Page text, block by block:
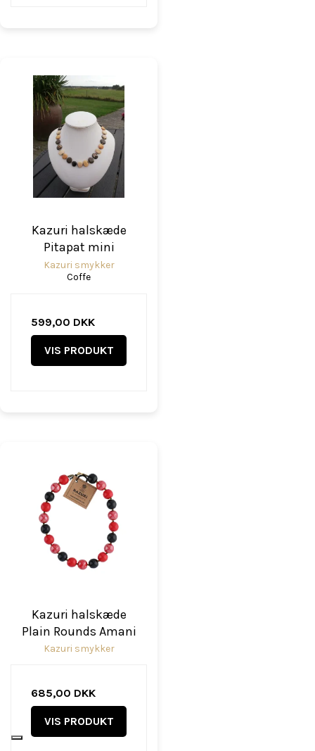
Kazuri halskæde
Pitapat mini
Kazuri smykker
Coffe
599,00 DKK
VIS PRODUKT
Kazuri halskæde
Plain Rounds Amani
Kazuri smykker
685,00 DKK
VIS PRODUKT